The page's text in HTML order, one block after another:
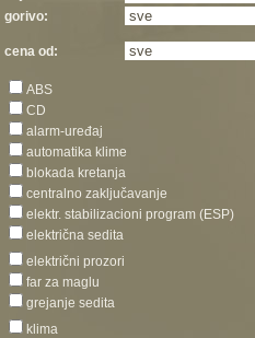
gorivo:
cena od:
ABS
CD
alarm-uređaj
automatika klime
blokada kretanja
centralno zaključavanje
elektr. stabilizacioni program (ESP)
električna sedita
električni prozori
far za maglu
grejanje sedita
klima